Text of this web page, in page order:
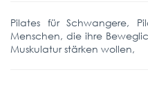
Pilates für Schwangere,
Menschen, die ihre
Muskulatur stärken wollen,